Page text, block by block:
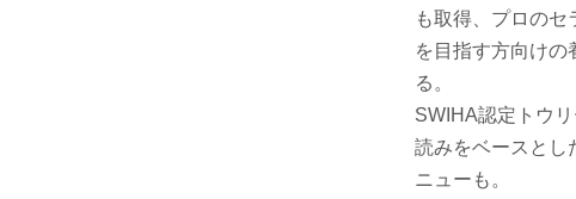
も取得、プロのセ
を目指す方向けの
る。
SWIHA認定トウ
読みをベースとし
ニューも。